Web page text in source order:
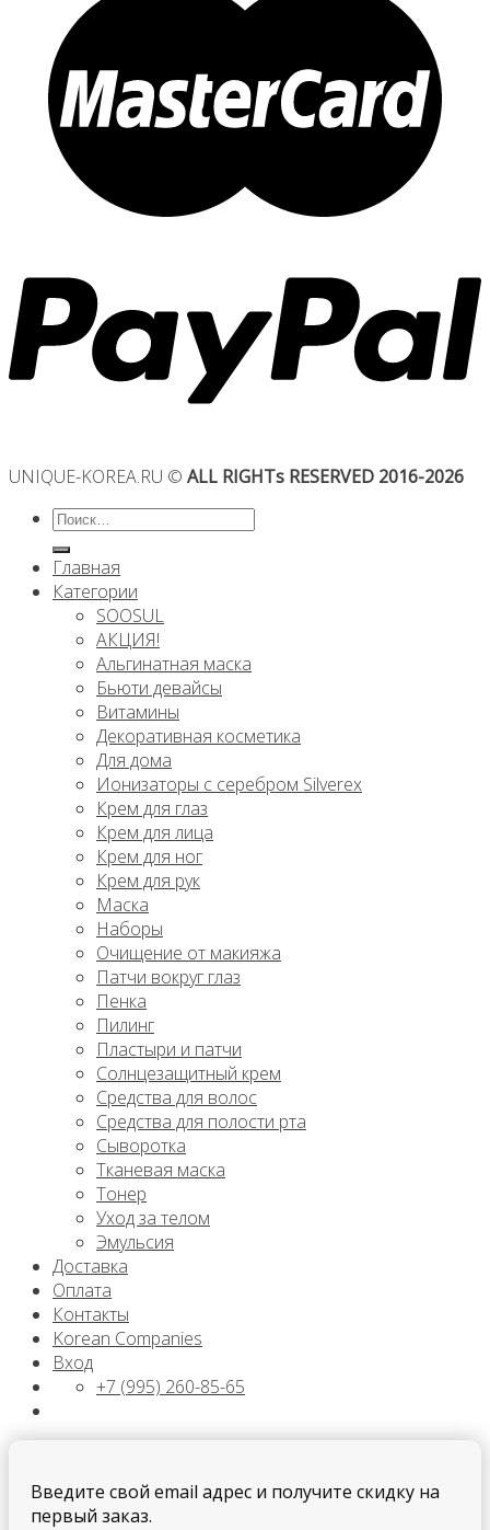
UNIQUE-KOREA.RU © ALL RIGHTs RESERVED 2016-2026
Искать:
Главная
Категории
SOOSUL
АКЦИЯ!
Альгинатная маска
Бьюти девайсы
Витамины
Декоративная косметика
Для дома
Ионизаторы с серебром Silverex
Крем для глаз
Крем для лица
Крем для ног
Крем для рук
Маска
Наборы
Очищение от макияжа
Патчи вокруг глаз
Пенка
Пилинг
Пластыри и патчи
Солнцезащитный крем
Средства для волос
Средства для полости рта
Сыворотка
Тканевая маска
Тонер
Уход за телом
Эмульсия
Доставка
Оплата
Контакты
Korean Companies
Вход
+7 (995) 260-85-65
Введите свой email адрес и получите скидку на
первый заказ.